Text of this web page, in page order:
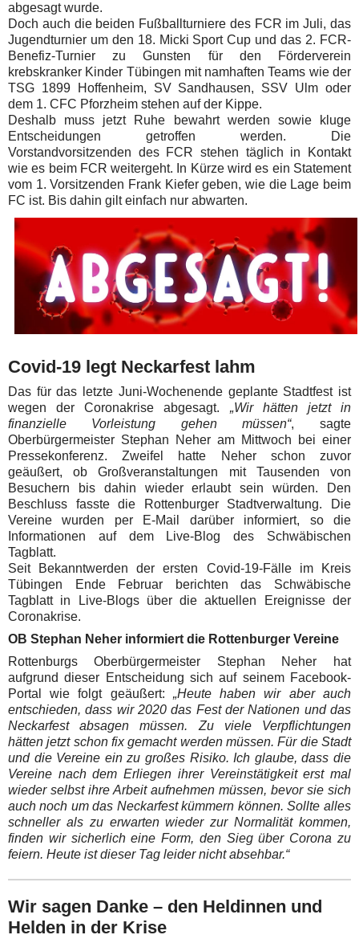
abgesagt wurde.
Doch auch die beiden Fußballturniere des FCR im Juli, das
Jugendturnier um den 18. Micki Sport Cup und das 2. FCR-
Benefiz-Turnier zu Gunsten für den Förderverein
krebskranker Kinder Tübingen mit namhaften Teams wie der
TSG 1899 Hoffenheim, SV Sandhausen, SSV Ulm oder
dem 1. CFC Pforzheim stehen auf der Kippe.
Deshalb muss jetzt Ruhe bewahrt werden sowie kluge
Entscheidungen getroffen werden. Die
Vorstandvorsitzenden des FCR stehen täglich in Kontakt
wie es beim FCR weitergeht. In Kürze wird es ein Statement
vom 1. Vorsitzenden Frank Kiefer geben, wie die Lage beim
FC ist. Bis dahin gilt einfach nur abwarten.
Covid-19 legt Neckarfest lahm
Das für das letzte Juni-Wochenende geplante Stadtfest ist
wegen der Coronakrise abgesagt. „Wir hätten jetzt in
finanzielle Vorleistung gehen müssen“, sagte
Oberbürgermeister Stephan Neher am Mittwoch bei einer
Pressekonferenz. Zweifel hatte Neher schon zuvor
geäußert, ob Großveranstaltungen mit Tausenden von
Besuchern bis dahin wieder erlaubt sein würden. Den
Beschluss fasste die Rottenburger Stadtverwaltung. Die
Vereine wurden per E-Mail darüber informiert, so die
Informationen auf dem Live-Blog des Schwäbischen
Tagblatt.
Seit Bekanntwerden der ersten Covid-19-Fälle im Kreis
Tübingen Ende Februar berichten das Schwäbische
Tagblatt in Live-Blogs über die aktuellen Ereignisse der
Coronakrise.
OB Stephan Neher informiert die Rottenburger Vereine
Rottenburgs Oberbürgermeister Stephan Neher hat
aufgrund dieser Entscheidung sich auf seinem Facebook-
Portal wie folgt geäußert: „Heute haben wir aber auch
entschieden, dass wir 2020 das Fest der Nationen und das
Neckarfest absagen müssen. Zu viele Verpflichtungen
hätten jetzt schon fix gemacht werden müssen. Für die Stadt
und die Vereine ein zu großes Risiko. Ich glaube, dass die
Vereine nach dem Erliegen ihrer Vereinstätigkeit erst mal
wieder selbst ihre Arbeit aufnehmen müssen, bevor sie sich
auch noch um das Neckarfest kümmern können. Sollte alles
schneller als zu erwarten wieder zur Normalität kommen,
finden wir sicherlich eine Form, den Sieg über Corona zu
feiern. Heute ist dieser Tag leider nicht absehbar.“
Wir sagen Danke – den Heldinnen und
Helden in der Krise